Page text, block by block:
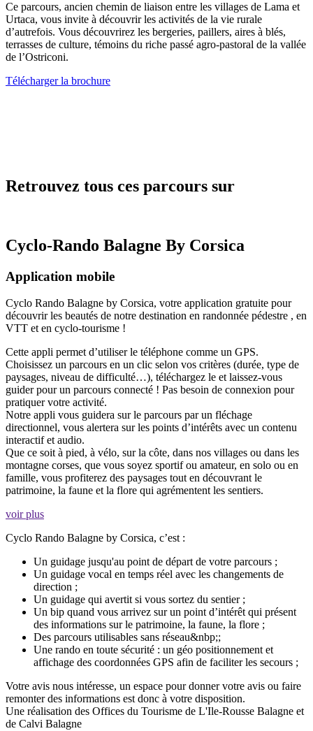
Ce parcours, ancien chemin de liaison entre les villages de Lama et
Urtaca, vous invite à découvrir les activités de la vie rurale
d’autrefois. Vous découvrirez les bergeries, paillers, aires à blés,
terrasses de culture, témoins du riche passé agro-pastoral de la vallée
de l’Ostriconi.
Télécharger la brochure
Retrouvez tous ces parcours sur
Cyclo-Rando Balagne By Corsica
Application mobile
Cyclo Rando Balagne by Corsica, votre application gratuite pour
découvrir les beautés de notre destination en randonnée pédestre , en
VTT et en cyclo-tourisme !
Cette appli permet d’utiliser le téléphone comme un GPS.
Choisissez un parcours en un clic selon vos critères (durée, type de
paysages, niveau de difficulté…), téléchargez le et laissez-vous
guider pour un parcours connecté ! Pas besoin de connexion pour
pratiquer votre activité.
Notre appli vous guidera sur le parcours par un fléchage
directionnel, vous alertera sur les points d’intérêts avec un contenu
interactif et audio.
Que ce soit à pied, à vélo, sur la côte, dans nos villages ou dans les
montagne corses, que vous soyez sportif ou amateur, en solo ou en
famille, vous profiterez des paysages tout en découvrant le
patrimoine, la faune et la flore qui agrémentent les sentiers.
voir plus
Cyclo Rando Balagne by Corsica, c’est :
Un guidage jusqu'au point de départ de votre parcours ;
Un guidage vocal en temps réel avec les changements de
direction ;
Un guidage qui avertit si vous sortez du sentier ;
Un bip quand vous arrivez sur un point d’intérêt qui présent
des informations sur le patrimoine, la faune, la flore ;
Des parcours utilisables sans réseau&nbp;;
Une rando en toute sécurité : un géo positionnement et
affichage des coordonnées GPS afin de faciliter les secours ;
Votre avis nous intéresse, un espace pour donner votre avis ou faire
remonter des informations est donc à votre disposition.
Une réalisation des Offices du Tourisme de L'Ile-Rousse Balagne et
de Calvi Balagne